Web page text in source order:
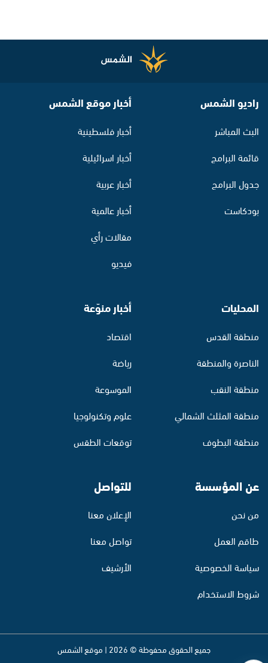
راديو الشمس
البث المباشر
قائمة البرامج
جدول البرامج
بودكاست
أخبار موقع الشمس
أخبار فلسطينية
أخبار اسرائيلية
أخبار عربية
أخبار عالمية
مقالات رأي
فيديو
المحليات
منطقة القدس
الناصرة والمنطقة
منطقة النقب
منطقة المثلث الشمالي
منطقة البطوف
أخبار منوّعة
اقتصاد
رياضة
الموسوعة
علوم وتكنولوجيا
توقعات الطقس
عن المؤسسة
من نحن
طاقم العمل
سياسة الخصوصية
شروط الاستخدام
للتواصل
الإعلان معنا
تواصل معنا
الأرشيف
جميع الحقوق محفوظة © 2026 | موقع الشمس